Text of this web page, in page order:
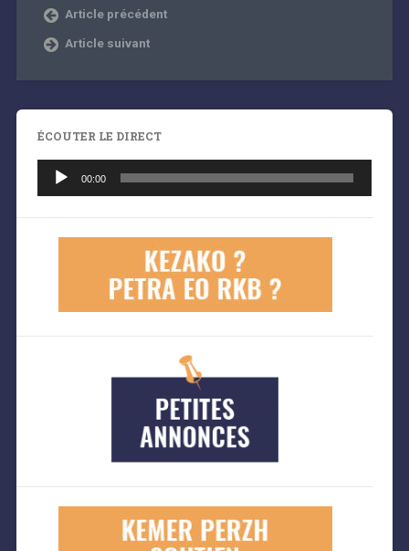
Article précédent
Article suivant
ÉCOUTER LE DIRECT
audio
00:00